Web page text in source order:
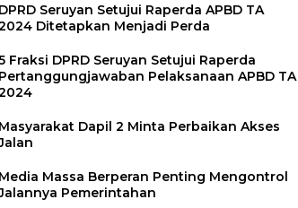
DPRD Seruyan Setujui Raperda APBD TA
Ditetapkan Menjadi Perda
Fraksi DPRD Seruyan Setujui Raperda
Pertanggungjawaban Pelaksanaan APBD TA
Masyarakat Dapil 2 Minta Perbaikan Akses
Media Massa Berperan Penting Mengontrol
Pemerintahan